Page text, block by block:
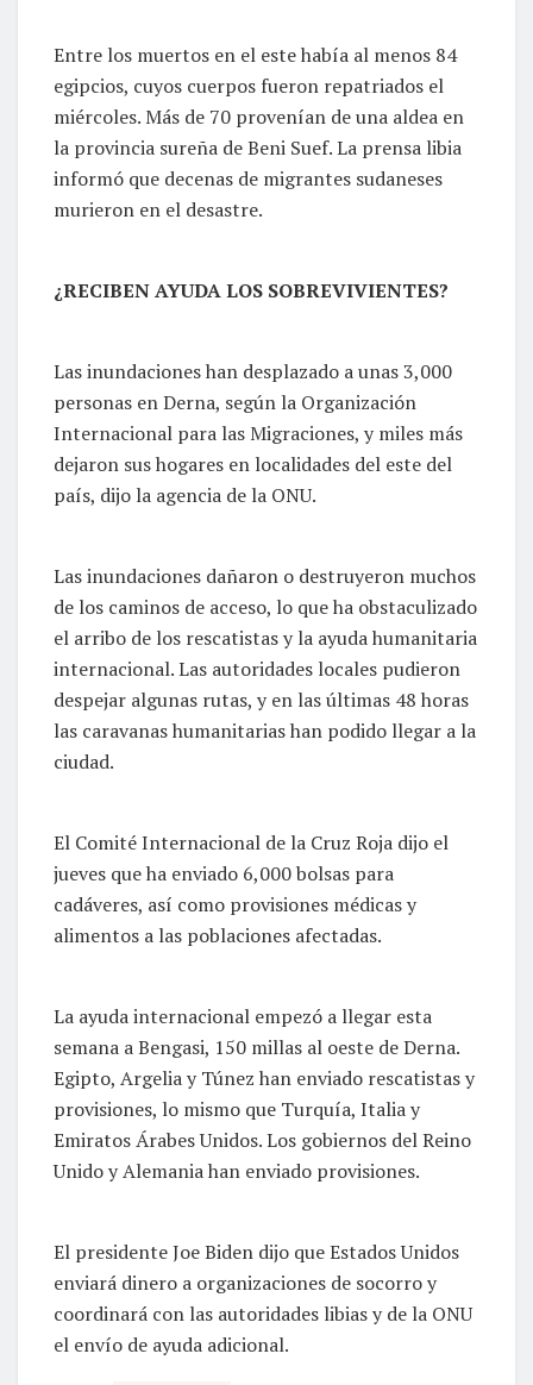
Entre los muertos en el este había al menos 84
egipcios, cuyos cuerpos fueron repatriados el
miércoles. Más de 70 provenían de una aldea en
la provincia sureña de Beni Suef. La prensa libia
informó que decenas de migrantes sudaneses
murieron en el desastre.
¿RECIBEN AYUDA LOS SOBREVIVIENTES?
Las inundaciones han desplazado a unas 3,000
personas en Derna, según la Organización
Internacional para las Migraciones, y miles más
dejaron sus hogares en localidades del este del
país, dijo la agencia de la ONU.
Las inundaciones dañaron o destruyeron muchos
de los caminos de acceso, lo que ha obstaculizado
el arribo de los rescatistas y la ayuda humanitaria
internacional. Las autoridades locales pudieron
despejar algunas rutas, y en las últimas 48 horas
las caravanas humanitarias han podido llegar a la
ciudad.
El Comité Internacional de la Cruz Roja dijo el
jueves que ha enviado 6,000 bolsas para
cadáveres, así como provisiones médicas y
alimentos a las poblaciones afectadas.
La ayuda internacional empezó a llegar esta
semana a Bengasi, 150 millas al oeste de Derna.
Egipto, Argelia y Túnez han enviado rescatistas y
provisiones, lo mismo que Turquía, Italia y
Emiratos Árabes Unidos. Los gobiernos del Reino
Unido y Alemania han enviado provisiones.
El presidente Joe Biden dijo que Estados Unidos
enviará dinero a organizaciones de socorro y
coordinará con las autoridades libias y de la ONU
el envío de ayuda adicional.